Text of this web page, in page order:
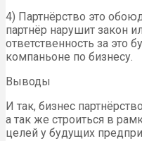
4) Партнёрство это
партнёр нарушит закон
ответственность за это
компаньоне по бизнесу.
Выводы
И так, бизнес
а так же строиться в
целей у будущих